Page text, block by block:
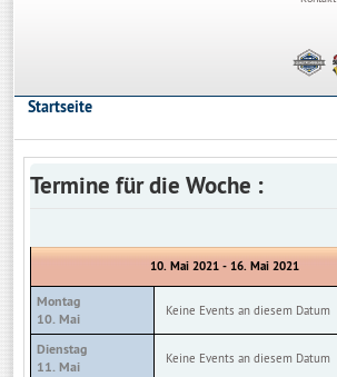
Startseite
Termine für die Woche :
10. Mai 2021 - 16. Mai 2021
Montag
10. Mai
Keine Events an diesem Datum
Dienstag
11. Mai
Keine Events an diesem Datum